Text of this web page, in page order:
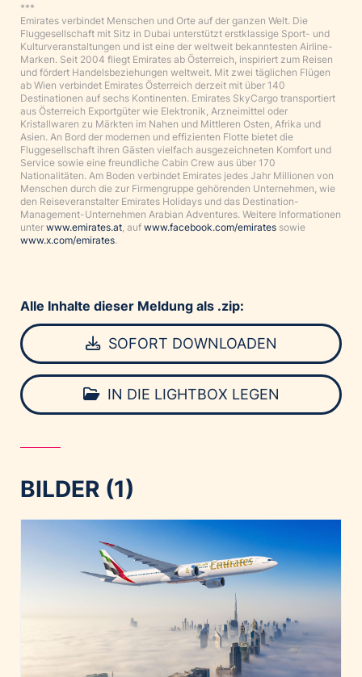
***
Emirates verbindet Menschen und Orte auf der ganzen Welt. Die
Fluggesellschaft mit Sitz in Dubai unterstützt erstklassige Sport- und
Kulturveranstaltungen und ist eine der weltweit bekanntesten Airline-
Marken. Seit 2004 fliegt Emirates ab Österreich, inspiriert zum Reisen
und fördert Handelsbeziehungen weltweit. Mit zwei täglichen Flügen
ab Wien verbindet Emirates Österreich derzeit mit über 140
Destinationen auf sechs Kontinenten. Emirates SkyCargo transportiert
aus Österreich Exportgüter wie Elektronik, Arzneimittel oder
Kristallwaren zu Märkten im Nahen und Mittleren Osten, Afrika und
Asien. An Bord der modernen und effizienten Flotte bietet die
Fluggesellschaft ihren Gästen vielfach ausgezeichneten Komfort und
Service sowie eine freundliche Cabin Crew aus über 170
Nationalitäten. Am Boden verbindet Emirates jedes Jahr Millionen von
Menschen durch die zur Firmengruppe gehörenden Unternehmen, wie
den Reiseveranstalter Emirates Holidays und das Destination-
Management-Unternehmen Arabian Adventures. Weitere Informationen
unter www.emirates.at , auf www.facebook.com/emirates sowie
www.x.com/emirates.
Alle Inhalte dieser Meldung als .zip:
SOFORT DOWNLOADEN
IN DIE LIGHTBOX LEGEN
BILDER (1)